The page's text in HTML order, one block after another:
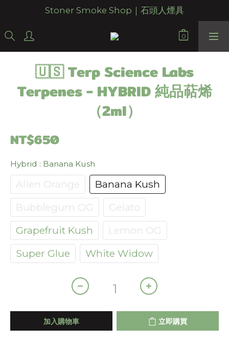
Stoner Smoke Shop｜石頭人煙具
🇺🇸 Terp Science Labs
Terpenes - HYBRID 純品萜烯
（2ml）
NT$650
Hybrid : Banana Kush
Alien Orange
Banana Kush
Bubblegum OG
Gelato
Grapefruit Kush
Lemon OG
Super Glue
White Widow
加入購物車 立即購買